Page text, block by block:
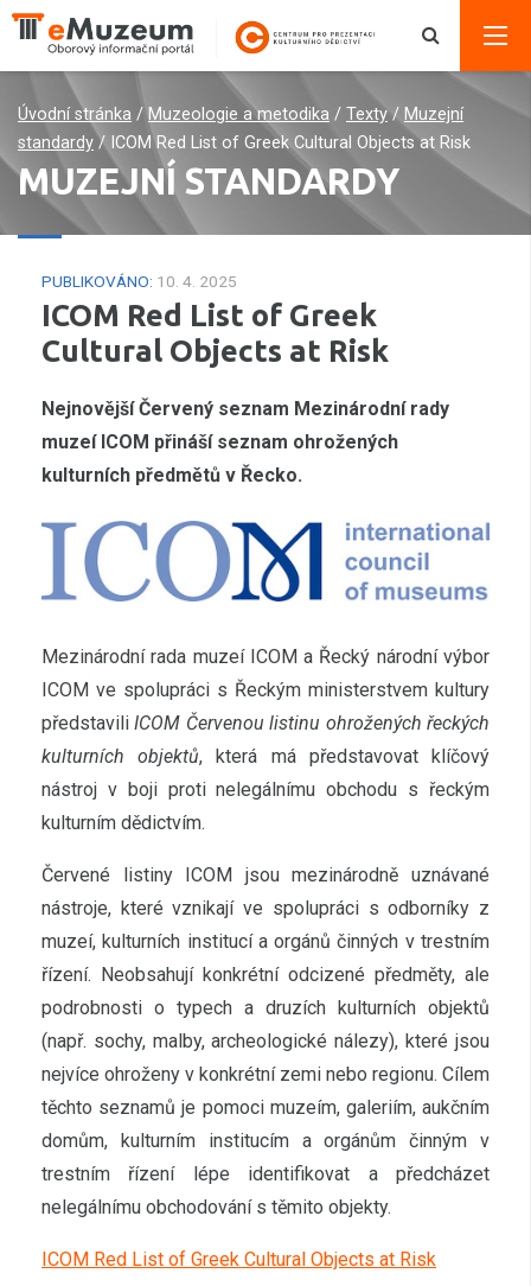
Úvodní stránka / Muzeologie a metodika / Texty/ Muzejní
standardy / ICOM Red List of Greek Cultural Objects at Risk
MUZEJNÍ STANDARDY
PUBLIKOVÁNO: 10. 4. 2025
ICOM Red List of Greek
Cultural Objects at Risk
Nejnovější Červený seznam Mezinárodní rady
muzeí ICOM přináší seznam ohrožených
kulturních předmětů v Řecko.
Mezinárodní rada muzeí ICOM a Řecký národní výbor
ICOM ve spolupráci s Řeckým ministerstvem kultury
představiliICOM Červenou listinu ohrožených řeckých
kulturních objektů, která má představovat klíčový
nástroj v boji proti nelegálnímu obchodu s řeckým
kulturním dědictvím.
Červené listiny ICOM jsou mezinárodně uznávané
nástroje, které vznikají ve spolupráci s odborníky z
muzeí, kulturních institucí a orgánů činných v trestním
řízení. Neobsahují konkrétní odcizené předměty, ale
podrobnosti o typech a druzích kulturních objektů
(např. sochy, malby, archeologické nálezy), které jsou
nejvíce ohroženy v konkrétní zemi nebo regionu. Cílem
těchto seznamů je pomoci muzeím, galeriím, aukčním
domům, kulturním institucím a orgánům činným v
trestním řízení lépe identifikovat a předcházet
nelegálnímu obchodování s těmito objekty.
ICOM Red List of Greek Cultural Objects at Risk